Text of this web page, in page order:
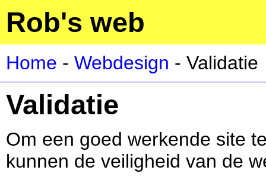
Rob's web
Home - Webdesign - Validatie
Validatie
Om een goed werkende site
kunnen de veiligheid van de